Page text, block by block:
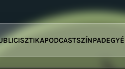
PODCASTSZÍNPAD